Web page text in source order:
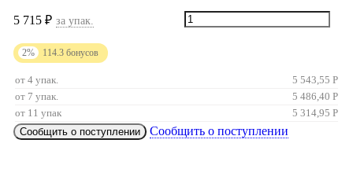
5 715 ₽ за упак.
2% 114.3 бонусов
от 4 упак. 5 543,55 Р
от 7 упак.
5 486,40 Р
от 11 упак
5 314,95 Р
Сообщить о поступлении
Сообщить о поступлении